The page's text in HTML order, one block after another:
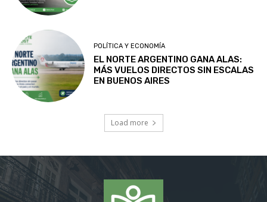
POLÍTICA Y ECONOMÍA
EL NORTE ARGENTINO GANA ALAS:
MÁS VUELOS DIRECTOS SIN ESCALAS
EN BUENOS AIRES
Load more